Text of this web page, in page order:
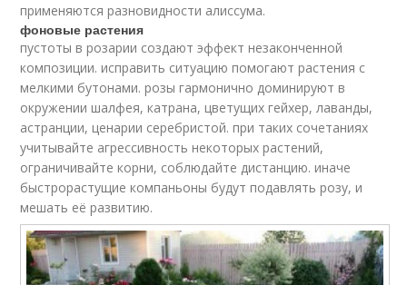
применяются разновидности алиссума.
фоновые растения
пустоты в розарии создают эффект незаконченной
композиции. исправить ситуацию помогают растения с
мелкими бутонами. розы гармонично доминируют в
окружении шалфея, катрана, цветущих гейхер, лаванды,
астранции, ценарии серебристой. при таких сочетаниях
учитывайте агрессивность некоторых растений,
ограничивайте корни, соблюдайте дистанцию. иначе
быстрорастущие компаньоны будут подавлять розу, и
мешать её развитию.